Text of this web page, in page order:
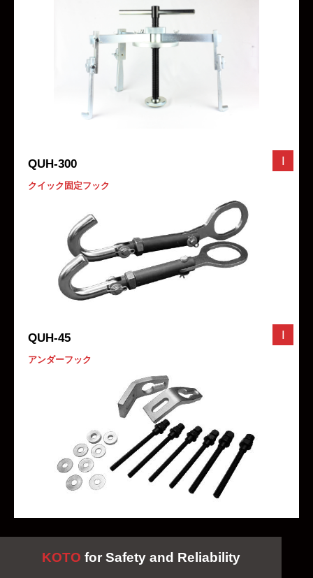
QUH-300
クイック固定フック
I
QUH-45
アンダーフック
I
KOTO for Safety and Reliability